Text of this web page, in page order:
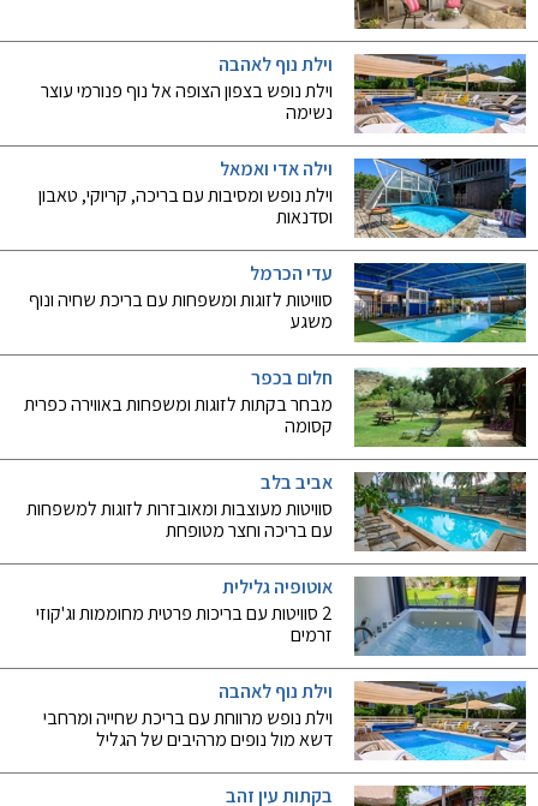
וילת נוף לאהבה
וילת נופש בצפון הצופה אל נוף פנורמי עוצר
נשימה
וילה אדי ואמאל
וילת נופש ומסיבות עם בריכה, קריוקי, טאבון
וסדנאות
עדי הכרמל
סוויטות לזוגות ומשפחות עם בריכת שחיה ונוף
משגע
חלום בכפר
מבחר בקתות לזוגות ומשפחות באווירה כפרית
קסומה
אביב בלב
סוויטות מעוצבות ומאובזרות לזוגות למשפחות
עם בריכה וחצר מטופחת
אוטופיה גלילית
2 סוויטות עם בריכות פרטית מחוממות וג'קוזי
זרמים
וילת נוף לאהבה
וילת נופש מרווחת עם בריכת שחייה ומרחבי
דשא מול נופים מרהיבים של הגליל
בקתות עין זהב